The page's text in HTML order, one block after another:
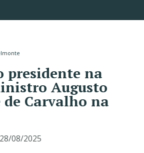
presidente na
Augusto
de Carvalho na
28/08/2025